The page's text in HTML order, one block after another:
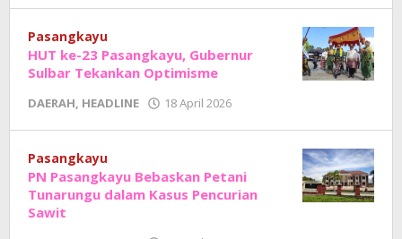
Junaedi
Pasangkayu
HUT ke-23 Pasangkayu, Gubernur
Sulbar Tekankan Optimisme
DAERAH, HEADLINE 18 April 2026
Junaedi
Pasangkayu
PN Pasangkayu Bebaskan Petani
Tunarungu dalam Kasus Pencurian
Sawit